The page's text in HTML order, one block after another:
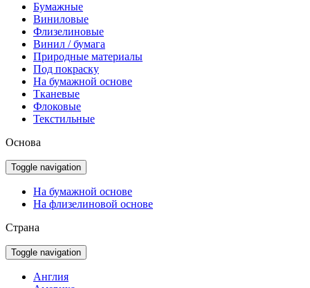
Бумажные
Виниловые
Флизелиновые
Винил / бумага
Природные материалы
Под покраску
На бумажной основе
Тканевые
Флоковые
Текстильные
Основа
Toggle navigation
На бумажной основе
На флизелиновой основе
Страна
Toggle navigation
Англия